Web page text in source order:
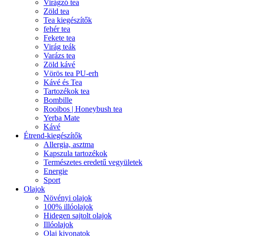
Virágzó tea
Zöld tea
Tea kiegészítők
fehér tea
Fekete tea
Virág teák
Varázs tea
Zöld kávé
Vörös tea PU-erh
Kávé és Tea
Tartozékok tea
Bombille
Rooibos | Honeybush tea
Yerba Mate
Kávé
Étrend-kiegészítők
Allergia, asztma
Kapszula tartozékok
Természetes eredetű vegyületek
Energie
Sport
Olajok
Növényi olajok
100% illóolajok
Hidegen sajtolt olajok
Illóolajok
Olaj kivonatok